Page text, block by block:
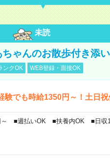
未読
ちゃんのお散歩付き添
ンクOK WEB登録・面接OK
でも時給1350円～！土日祝
～ ■週払いOK ■扶養内OK ■日収1